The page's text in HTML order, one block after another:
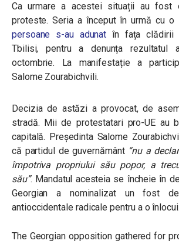
Ca urmare a acestei situații au fost
proteste. Seria a început în urmă cu o
persoane s-au adunat în fața clădirii
Tbilisi, pentru a denunța rezultatul
octombrie. La manifestație a
Salome Zourabichvili.
Decizia de astăzi a provocat, de
stradă. Mii de protestatari pro-UE au
capitală. Președinta Salome
că partidul de guvernământ “nu a
împotriva propriului său popor, a
său”. Mandatul acesteia se încheie în
Georgian a nominalizat un fost
antioccidentale radicale pentru a o înlocui.
The Georgian opposition gathered for